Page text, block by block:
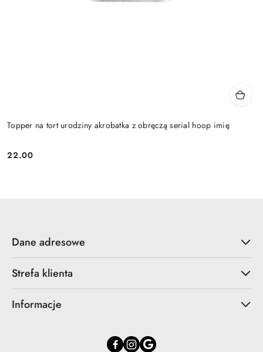
Topper na tort urodziny akrobatka z obręczą serial hoop imię
Cena:
22.00
Dane adresowe
Strefa klienta
Informacje